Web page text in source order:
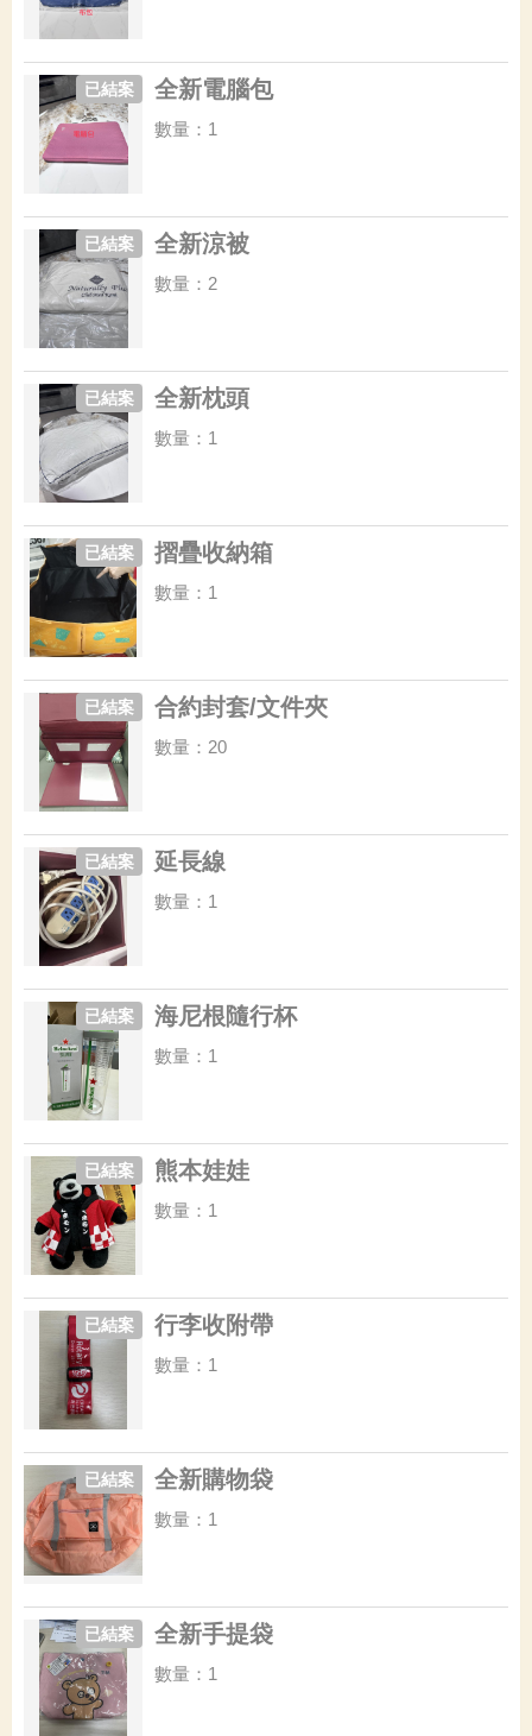
全新電腦包
已結案
數量：1
全新涼被
已結案
數量：2
全新枕頭
已結案
數量：1
摺疊收納箱
已結案
數量：1
合約封套/文件夾
已結案
數量：20
延長線
已結案
數量：1
海尼根隨行杯
已結案
數量：1
熊本娃娃
已結案
數量：1
行李收附帶
已結案
數量：1
全新購物袋
已結案
數量：1
全新手提袋
已結案
數量：1